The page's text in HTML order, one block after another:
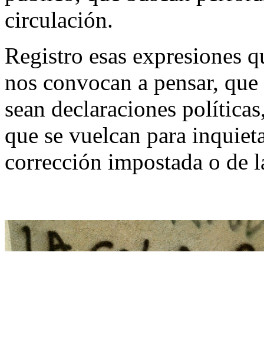
circulación.
Registro esas expresiones
nos convocan a pensar,
sean declaraciones
que se vuelcan para
corrección impostada o de